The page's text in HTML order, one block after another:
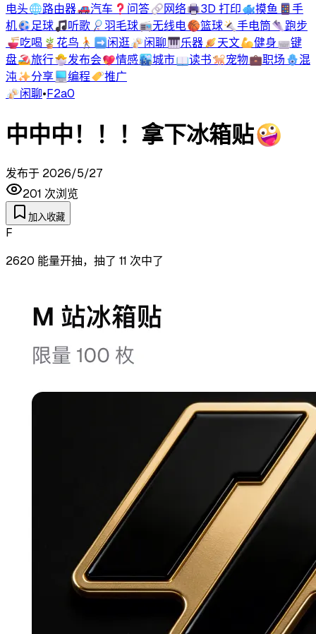
电头🌐路由器🚗汽车 ❓ 问答🔗网络🖨️3D 打印🐟摸鱼 📱手
机⚽足球🎵听歌 🏸羽毛球📻无线电🏀篮球🔦手电筒👟跑步
🍜吃喝 🪴 花鸟 🚶‍➡️闲逛🍻闲聊🎹乐器🪐天文💪健身⌨️键
盘🏖️旅行🐣发布会💖情感🏙️城市📖读书🐕宠物💼职场🪬混
沌✨分享💻编程🏷️推广
🍻闲聊•F2a0
中中中！！！拿下冰箱贴🤪
发布于 2026/5/27
201 次浏览
加入收藏
F
2620 能量开抽，抽了 11 次中了